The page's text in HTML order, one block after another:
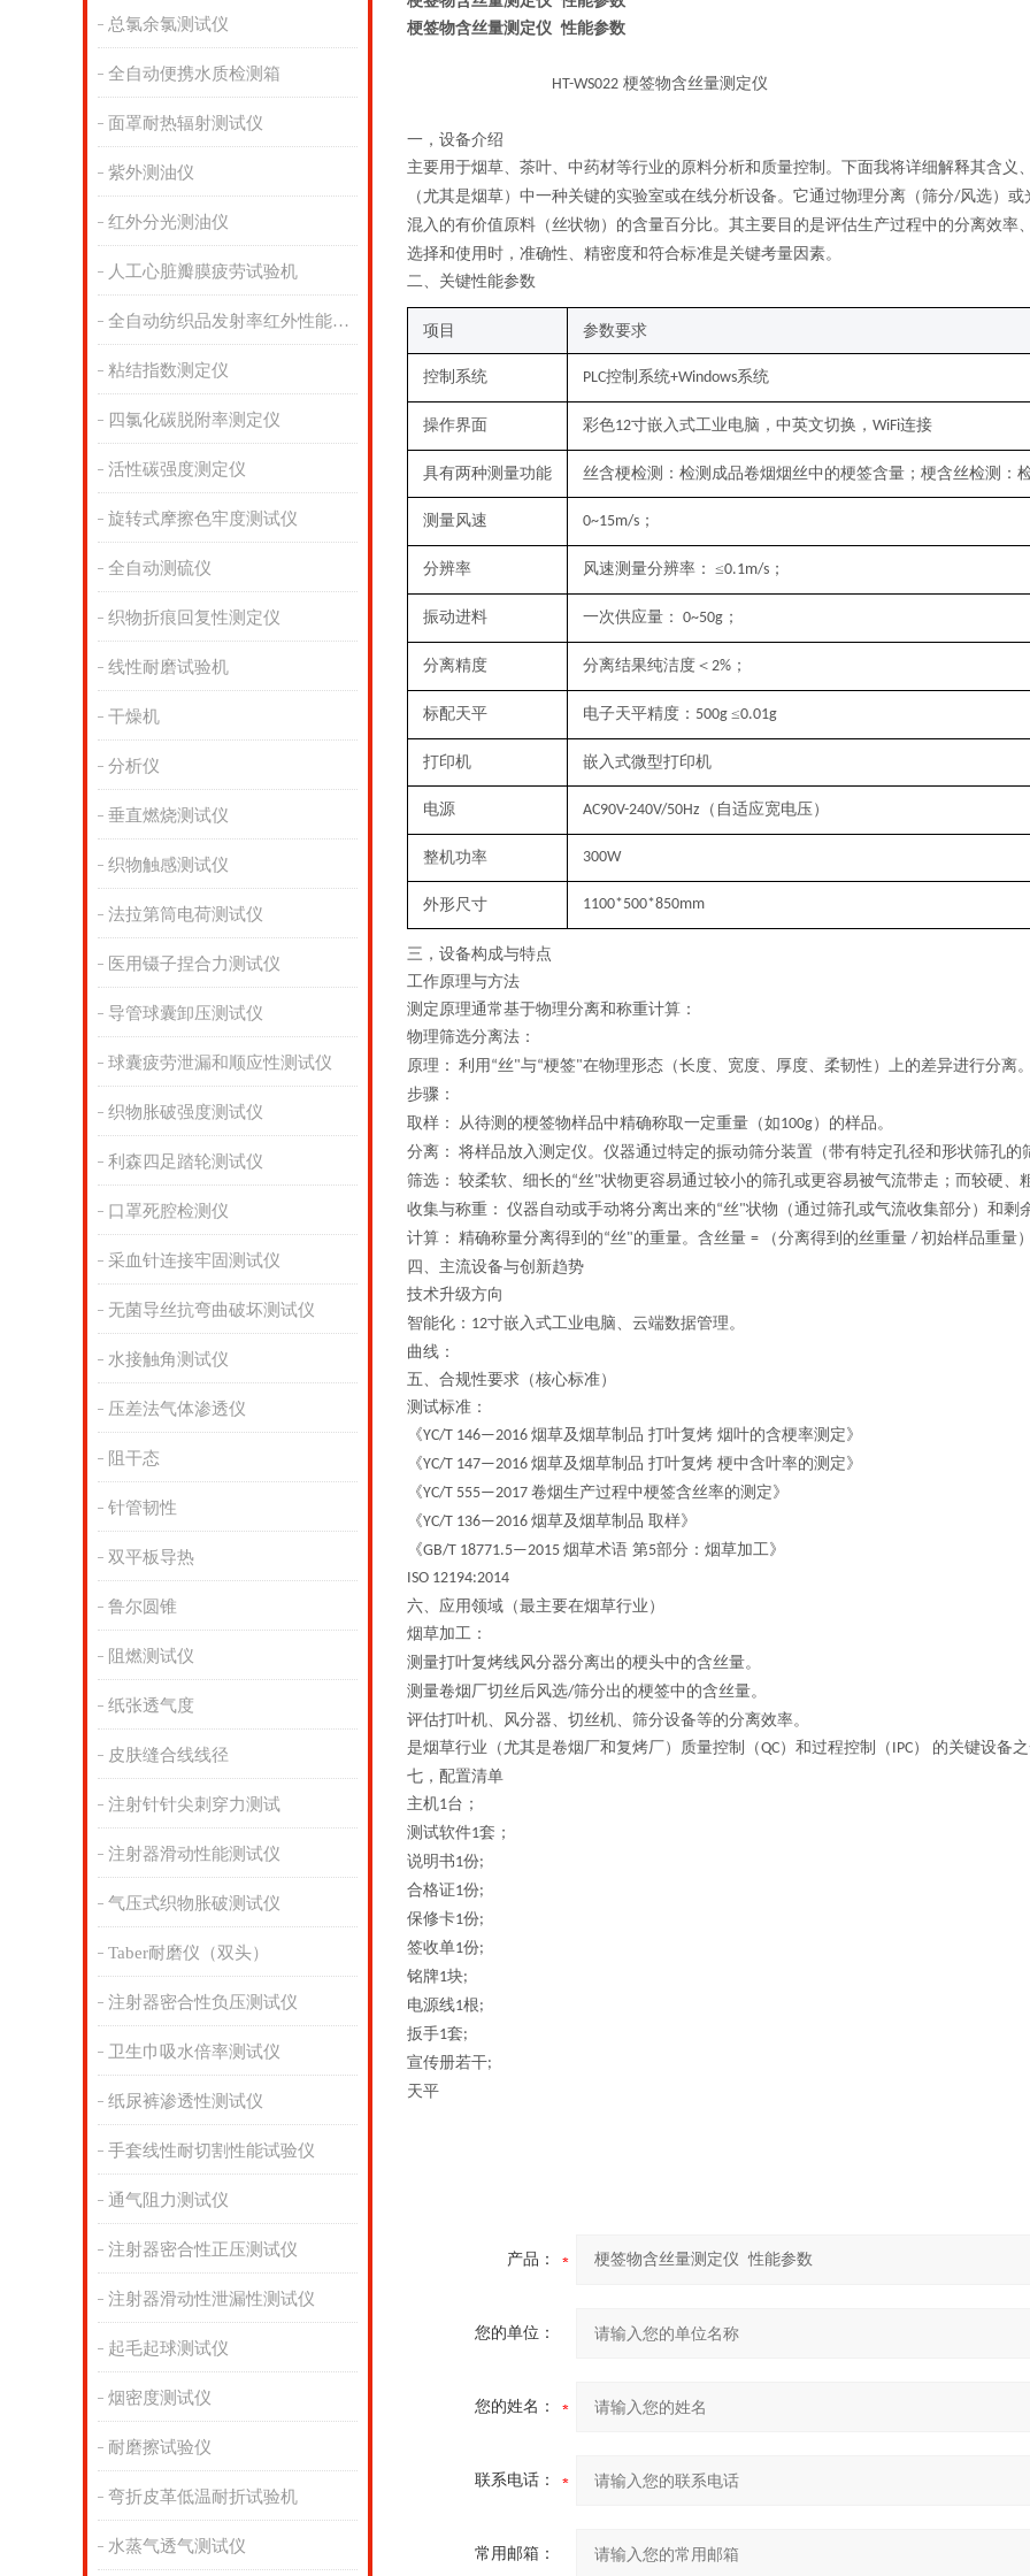
总氯余氯测试仪
全自动便携水质检测箱
面罩耐热辐射测试仪
紫外测油仪
红外分光测油仪
人工心脏瓣膜疲劳试验机
全自动纺织品发射率红外性能分析
粘结指数测定仪
四氯化碳脱附率测定仪
活性碳强度测定仪
旋转式摩擦色牢度测试仪
全自动测硫仪
织物折痕回复性测定仪
线性耐磨试验机
干燥机
分析仪
垂直燃烧测试仪
织物触感测试仪
法拉第筒电荷测试仪
医用镊子捏合力测试仪
导管球囊卸压测试仪
球囊疲劳泄漏和顺应性测试仪
织物胀破强度测试仪
利森四足踏轮测试仪
口罩死腔检测仪
采血针连接牢固测试仪
无菌导丝抗弯曲破坏测试仪
水接触角测试仪
压差法气体渗透仪
阻干态
针管韧性
双平板导热
鲁尔圆锥
阻燃测试仪
纸张透气度
皮肤缝合线线径
注射针针尖刺穿力测试
注射器滑动性能测试仪
气压式织物胀破测试仪
Taber耐磨仪（双头）
注射器密合性负压测试仪
卫生巾吸水倍率测试仪
纸尿裤渗透性测试仪
手套线性耐切割性能试验仪
通气阻力测试仪
注射器密合性正压测试仪
注射器滑动性泄漏性测试仪
起毛起球测试仪
烟密度测试仪
耐磨擦试验仪
弯折皮革低温耐折试验机
水蒸气透气测试仪
梗签物含丝量测定仪 性能参数
HT-WS022 梗签物含丝量测定仪
一， 设备介绍
主要用于烟草、茶叶、中药材等行业的原料分析和质量控制。下面我将详细解释其含义
（尤其是烟草）中一种关键的实验室或在线分析设备。它通过物理分离（筛分/风选）或
混入的有价值原料（丝状物）的含量百分比。其主要目的是评估生产过程中的分离效
选择和使用时，准确性、精密度和符合标准是关键考量因素。
二、关键性能参数
项目 参数要求
控制系统 PLC控制系统+Windows系统
操作界面 彩色12寸嵌入式工业电脑，中英文切换， WiFi连接
具有两种测量功能 丝含梗检测：检测成品卷烟烟丝中的梗签含量；梗含丝检测：
测量风速 0~15m/s ；
分辨率 风速测量分辨率： ≤0.1m/s ；
振动进料 一次供应量： 0~50g ；
分离精度 分离结果纯洁度＜ 2% ；
标配天平 电子天平精度： 500g ≤0.01g
打印机 嵌入式微型打印机
电源 AC90V-240V/50Hz （自适应宽电压）
整机功率 300W
外形尺寸 1100*500*850mm
三， 设备构成与特点
工作原理与方法
测定原理通常基于物理分离和称重计算：
物理筛选分离法：
原理： 利用 “丝"与“梗签"在物理形态（长度、宽度、厚度、柔韧性）上的差异进行分离
步骤：
取样：
从待测的梗签物样品中精确称取一定重量（如100g）的样品。
分离： 将样品放入测定仪。仪器通过特定的振动筛分装置（带有特定孔径和形状筛孔的
筛选： 较柔软、细长的“丝"状物更容易通过较小的筛孔或更容易被气流带走；而较硬、
收集与称重： 仪器自动或手动将分离出来的“丝"状物（通过筛孔或气流收集部分）和剩
计算： 精确称量分离得到的“丝"的重量。含丝量 = （分离得到的丝重量 / 初始样品重量
四、主流设备与创新趋势
技术升级方向
智能化 ： 12寸嵌入式工业电脑、云端数据管理。
曲线：
五、 合规性要求（核心标准）
测试标准：
《YC/T 146—2016 烟草及烟草制品 打叶复烤 烟叶的含梗率测定》
《YC/T 147—2016 烟草及烟草制品 打叶复烤 梗中含叶率的测定》
《YC/T 555—2017 卷烟生产过程中梗签含丝率的测定》
《YC/T 136—2016 烟草及烟草制品 取样》
《GB/T 18771.5—2015 烟草术语 第5部分：烟草加工》
‌ISO 12194:2014
六、 应用领域（最主要在烟草行业）
烟草加工：
测量打叶复烤线风分器分离出的梗头中的含丝量。
测量卷烟厂切丝后风选/筛分出的梗签中的含丝量。
评估打叶机、风分器、切丝机、筛分设备等的分离效率。
是烟草行业（尤其是卷烟厂和复烤厂） 质量控制（QC）和过程控制（ IPC）
的关键设备
七，配置清单
主机1台；
测试软件1套；
说明书1份;
合格证1份;
保修卡1份;
签收单1份;
铭牌1块;
电源线1根;
扳手1套;
宣传册若干;
天平
产品：
您的单位：
您的姓名：
联系电话：
常用邮箱：